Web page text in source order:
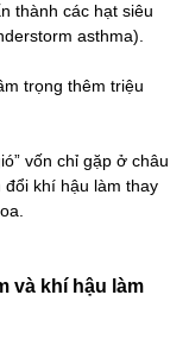
thành các hạt siêu
asthma).
trọng thêm triệu
vốn chỉ gặp ở châu
khí hậu làm thay
và khí hậu làm